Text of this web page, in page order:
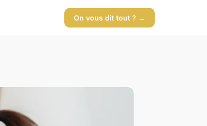
On vous dit tout ? →